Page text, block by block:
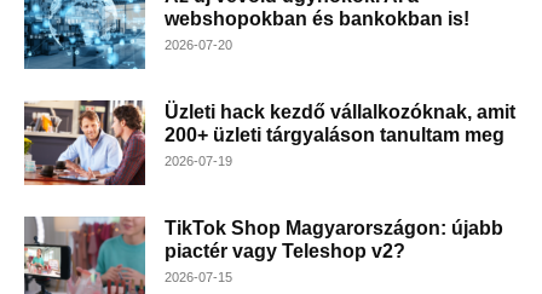
webshopokban és bankokban is!
2026-07-20
Üzleti hack kezdő vállalkozóknak, amit
200+ üzleti tárgyaláson tanultam meg
2026-07-19
TikTok Shop Magyarországon: újabb
piactér vagy Teleshop v2?
2026-07-15